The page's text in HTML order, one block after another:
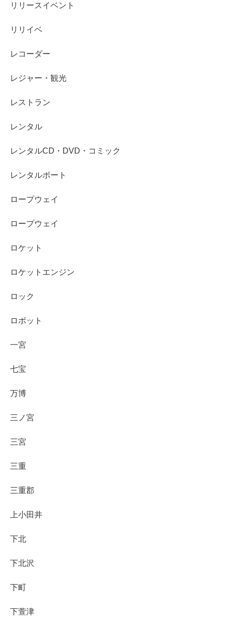
リリースイベント
リリイベ
レコーダー
レジャー・観光
レストラン
レンタル
レンタルCD・DVD・コミック
レンタルボート
ロープウェイ
ロープウェイ
ロケット
ロケットエンジン
ロック
ロボット
一宮
七宝
万博
三ノ宮
三宮
三重
三重郡
上小田井
下北
下北沢
下町
下萱津